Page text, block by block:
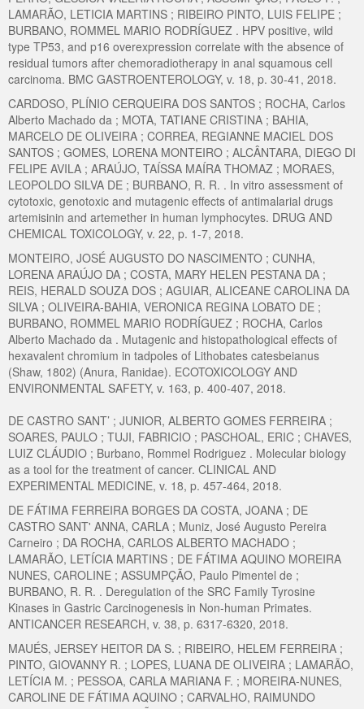
LAMARÃO, LETICIA MARTINS ; RIBEIRO PINTO, LUIS FELIPE ;
BURBANO, ROMMEL MARIO RODRÍGUEZ . HPV positive, wild
type TP53, and p16 overexpression correlate with the absence of
residual tumors after chemoradiotherapy in anal squamous cell
carcinoma. BMC GASTROENTEROLOGY, v. 18, p. 30-41, 2018.
CARDOSO, PLÍNIO CERQUEIRA DOS SANTOS ; ROCHA, Carlos
Alberto Machado da ; MOTA, TATIANE CRISTINA ; BAHIA,
MARCELO DE OLIVEIRA ; CORREA, REGIANNE MACIEL DOS
SANTOS ; GOMES, LORENA MONTEIRO ; ALCÂNTARA, DIEGO DI
FELIPE AVILA ; ARAÚJO, TAÍSSA MAÍRA THOMAZ ; MORAES,
LEOPOLDO SILVA DE ; BURBANO, R. R. . In vitro assessment of
cytotoxic, genotoxic and mutagenic effects of antimalarial drugs
artemisinin and artemether in human lymphocytes. DRUG AND
CHEMICAL TOXICOLOGY, v. 22, p. 1-7, 2018.
MONTEIRO, JOSÉ AUGUSTO DO NASCIMENTO ; CUNHA,
LORENA ARAÚJO DA ; COSTA, MARY HELEN PESTANA DA ;
REIS, HERALD SOUZA DOS ; AGUIAR, ALICEANE CAROLINA DA
SILVA ; OLIVEIRA-BAHIA, VERONICA REGINA LOBATO DE ;
BURBANO, ROMMEL MARIO RODRÍGUEZ ; ROCHA, Carlos
Alberto Machado da . Mutagenic and histopathological effects of
hexavalent chromium in tadpoles of Lithobates catesbeianus
(Shaw, 1802) (Anura, Ranidae). ECOTOXICOLOGY AND
ENVIRONMENTAL SAFETY, v. 163, p. 400-407, 2018.
DE CASTRO SANT’ ; JUNIOR, ALBERTO GOMES FERREIRA ;
SOARES, PAULO ; TUJI, FABRICIO ; PASCHOAL, ERIC ; CHAVES,
LUIZ CLÁUDIO ; Burbano, Rommel Rodriguez . Molecular biology
as a tool for the treatment of cancer. CLINICAL AND
EXPERIMENTAL MEDICINE, v. 18, p. 457-464, 2018.
DE FÁTIMA FERREIRA BORGES DA COSTA, JOANA ; DE
CASTRO SANT' ANNA, CARLA ; Muniz, José Augusto Pereira
Carneiro ; DA ROCHA, CARLOS ALBERTO MACHADO ;
LAMARÃO, LETÍCIA MARTINS ; DE FÁTIMA AQUINO MOREIRA
NUNES, CAROLINE ; ASSUMPÇÃO, Paulo Pimentel de ;
BURBANO, R. R. . Deregulation of the SRC Family Tyrosine
Kinases in Gastric Carcinogenesis in Non-human Primates.
ANTICANCER RESEARCH, v. 38, p. 6317-6320, 2018.
MAUÉS, JERSEY HEITOR DA S. ; RIBEIRO, HELEM FERREIRA ;
PINTO, GIOVANNY R. ; LOPES, LUANA DE OLIVEIRA ; LAMARÃO,
LETÍCIA M. ; PESSOA, CARLA MARIANA F. ; MOREIRA-NUNES,
CAROLINE DE FÁTIMA AQUINO ; CARVALHO, RAIMUNDO